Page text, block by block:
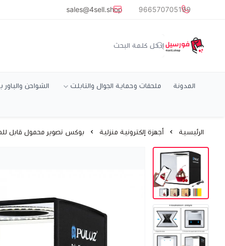
common.titles.skip_to_main_content
966570705199
sales@4sell.shop
متجر فورسيل
المدونة ملحقات وحماية الجوال والتابلت الشواحن والباور
الرئيسية أجهزة إلكترونية منزلية بوكس تصوير محمول قابل للطي لتعديل